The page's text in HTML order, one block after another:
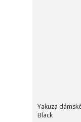
Yakuza
Black